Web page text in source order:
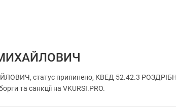
статус припинено, КВЕД 52.42.3
та санкції на VKURSI.PRO.